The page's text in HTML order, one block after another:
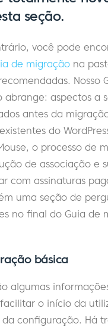
seção.
você pode
de migração na
Nosso
abrange: aspectos a
antes da
do
o processo de
de associação e
com assinaturas
uma seção de
no final do Guia de
básica
algumas
o início da
configuração. Há